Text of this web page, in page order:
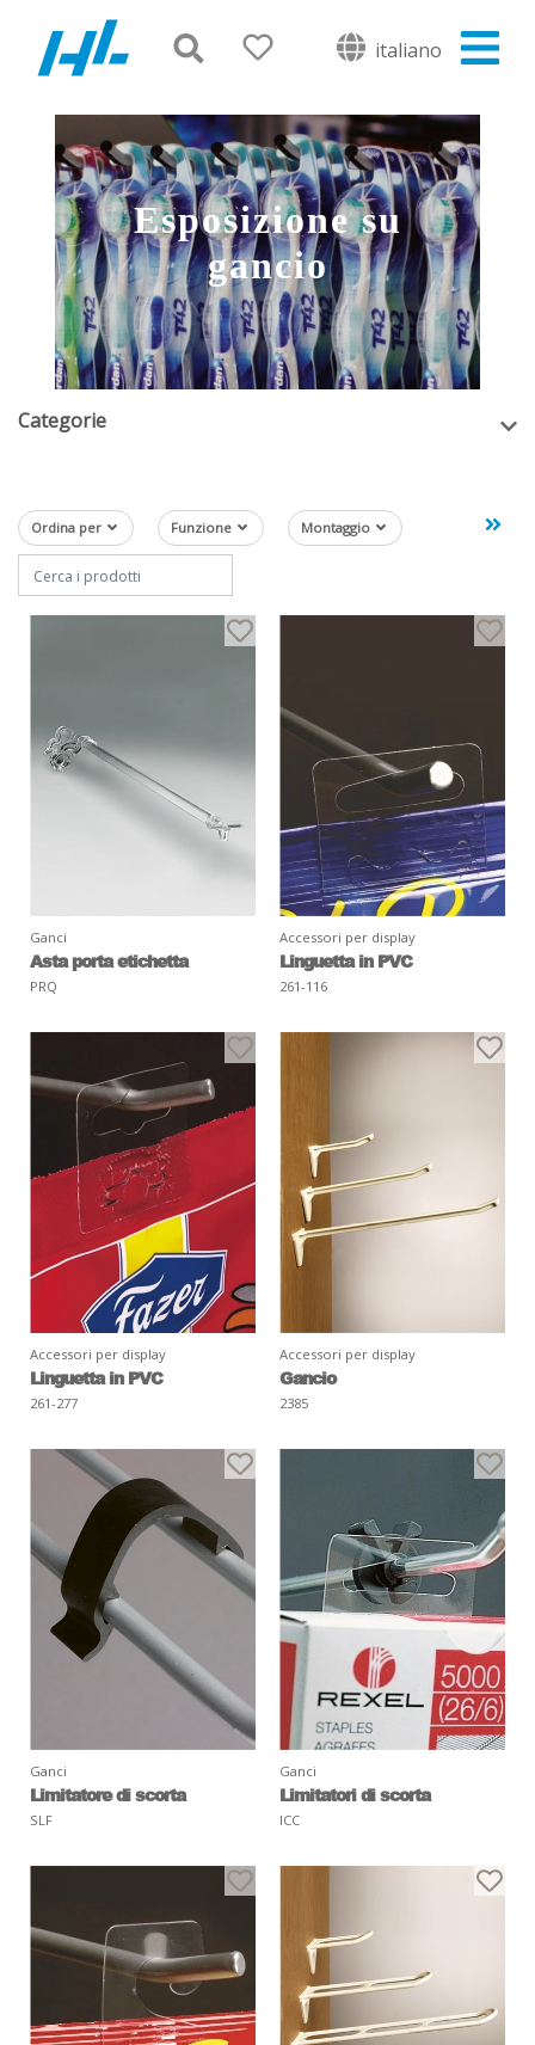
italiano
Esposizione su
gancio
Categorie
Ordina per Funzione Montaggio
Ganci
Asta porta etichetta
PRQ
Accessori per display
Linguetta in PVC
261-116
Accessori per display
Linguetta in PVC
261-277
Accessori per display
Gancio
2385
Ganci
Limitatore di scorta
SLF
Ganci
Limitatori di scorta
ICC